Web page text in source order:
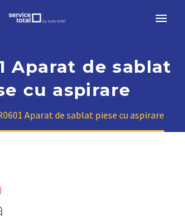
Aparat de sablat
cu aspirare
Aparat de sablat piese cu aspirare